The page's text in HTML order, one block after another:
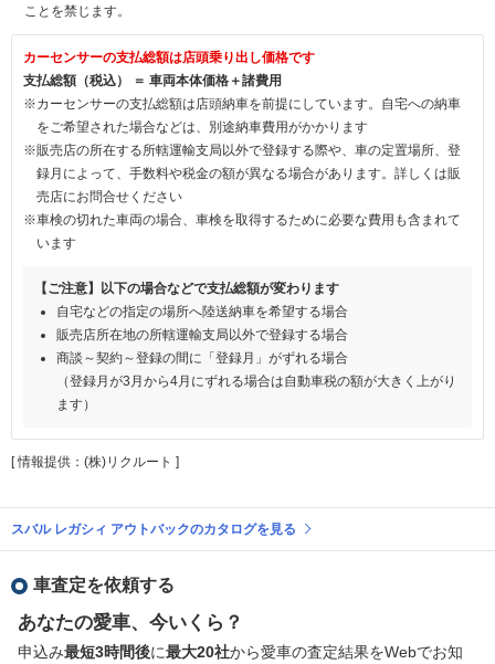
ことを禁じます。
カーセンサーの支払総額は店頭乗り出し価格です
支払総額（税込） ＝ 車両本体価格＋諸費用
※カーセンサーの支払総額は店頭納車を前提にしています。自宅への納車
をご希望された場合などは、別途納車費用がかかります
※販売店の所在する所轄運輸支局以外で登録する際や、車の定置場所、登
録月によって、手数料や税金の額が異なる場合があります。詳しくは販
売店にお問合せください
※車検の切れた車両の場合、車検を取得するために必要な費用も含まれて
います
【ご注意】以下の場合などで支払総額が変わります
自宅などの指定の場所へ陸送納車を希望する場合
販売店所在地の所轄運輸支局以外で登録する場合
商談～契約～登録の間に「登録月」がずれる場合
（登録月が3月から4月にずれる場合は自動車税の額が大きく上がり
ます）
[ 情報提供：(株)リクルート ]
スバル レガシィ アウトバックのカタログを見る
車査定を依頼する
あなたの愛車、今いくら？
申込み最短3時間後に最大20社から愛車の査定結果をWebでお知